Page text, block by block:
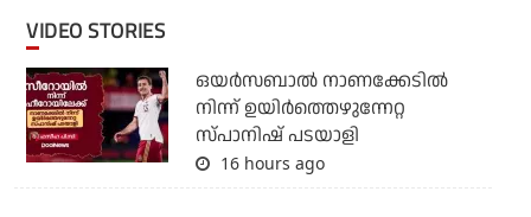
VIDEO STORIES
ഒയര്‍സബാൽ നാണക്കേടിൽ
നിന്ന് ഉയിർത്തെഴുന്നേറ്റ
സ്പാനിഷ് പടയാളി
16 hours ago